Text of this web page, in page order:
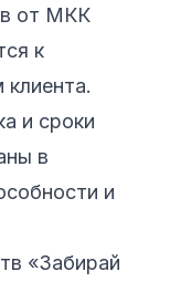
от МКК
к
и сроки
в
и
«Забирай